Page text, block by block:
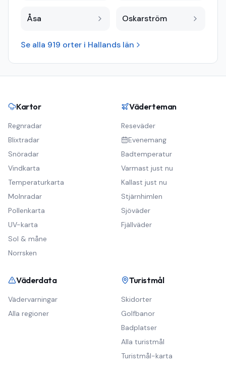
Åsa Oskarström
Se alla 919 orter i Hallands län
Kartor
Regnradar
Blixtradar
Snöradar
Vindkarta
Temperaturkarta
Molnradar
Pollenkarta
UV-karta
Sol & måne
Norrsken
Väderteman
Reseväder
Evenemang
Badtemperatur
Varmast just nu
Kallast just nu
Stjärnhimlen
Sjöväder
Fjällväder
Väderdata
Vädervarningar
Alla regioner
Turistmål
Skidorter
Golfbanor
Badplatser
Alla turistmål
Turistmål-karta